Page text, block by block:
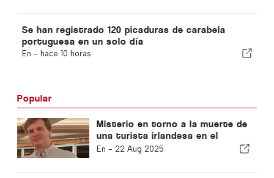
Se han registrado 120 picaduras de carabela
portuguesa en un solo día
En - hace 10 horas
Popular
Misterio en torno a la muerte de
una turista irlandesa en el
Algarve
En - 22 Aug 2025